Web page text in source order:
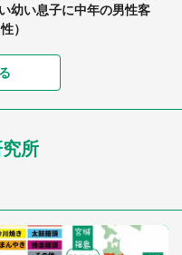
幼い息子に中年の男性客
）
店頭駄々こね〟の内容に1.
り場ならまだしも...」「ハ
線で大パニック。隣席の青
に気持ち悪い」 道端でバ
所